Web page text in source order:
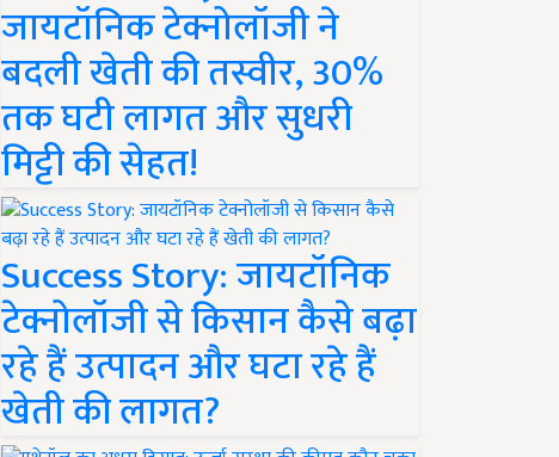
जायटॉनिक टेक्नोलॉजी ने
बदली खेती की तस्वीर, 30%
तक घटी लागत और सुधरी
मिट्टी की सेहत!
Success Story: जायटॉनिक
टेक्नोलॉजी से किसान कैसे बढ़ा
रहे हैं उत्पादन और घटा रहे हैं
खेती की लागत?